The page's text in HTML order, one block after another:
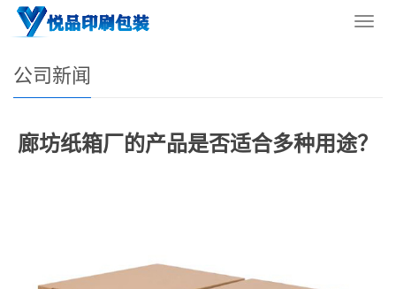
导
您的位置： 网站首页>
公司新闻
廊坊纸箱厂的产品是否适合多种用途？